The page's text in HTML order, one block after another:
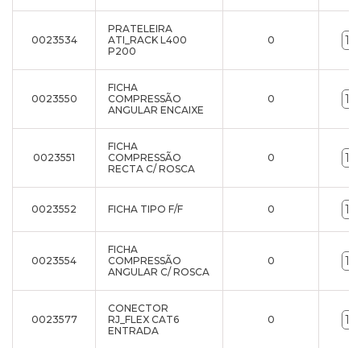
0023534
PRATELEIRA
ATI_RACK L400
P200
0
0023550
FICHA
COMPRESSÃO
ANGULAR ENCAIXE
0
0023551
FICHA
COMPRESSÃO
RECTA C/ ROSCA
0
0023552 FICHA TIPO F/F 0
0023554
FICHA
COMPRESSÃO
ANGULAR C/ ROSCA
0
0023577
CONECTOR
RJ_FLEX CAT6
ENTRADA
0